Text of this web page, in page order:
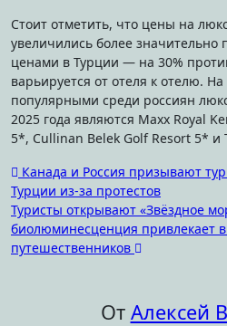
Стоит отметить, что цены на
увеличились более
ценами в Турции — на 30%
варьируется от отеля к отелю.
популярными среди россиян
2025 года являются Maxx Royal
5*, Cullinan Belek Golf Resort 5*
Навигация
по
записям
Канада и Россия призывают
Турции из-за протестов
Туристы открывают «Звёздное
биолюминесценция привлекает
путешественников
От Алексей